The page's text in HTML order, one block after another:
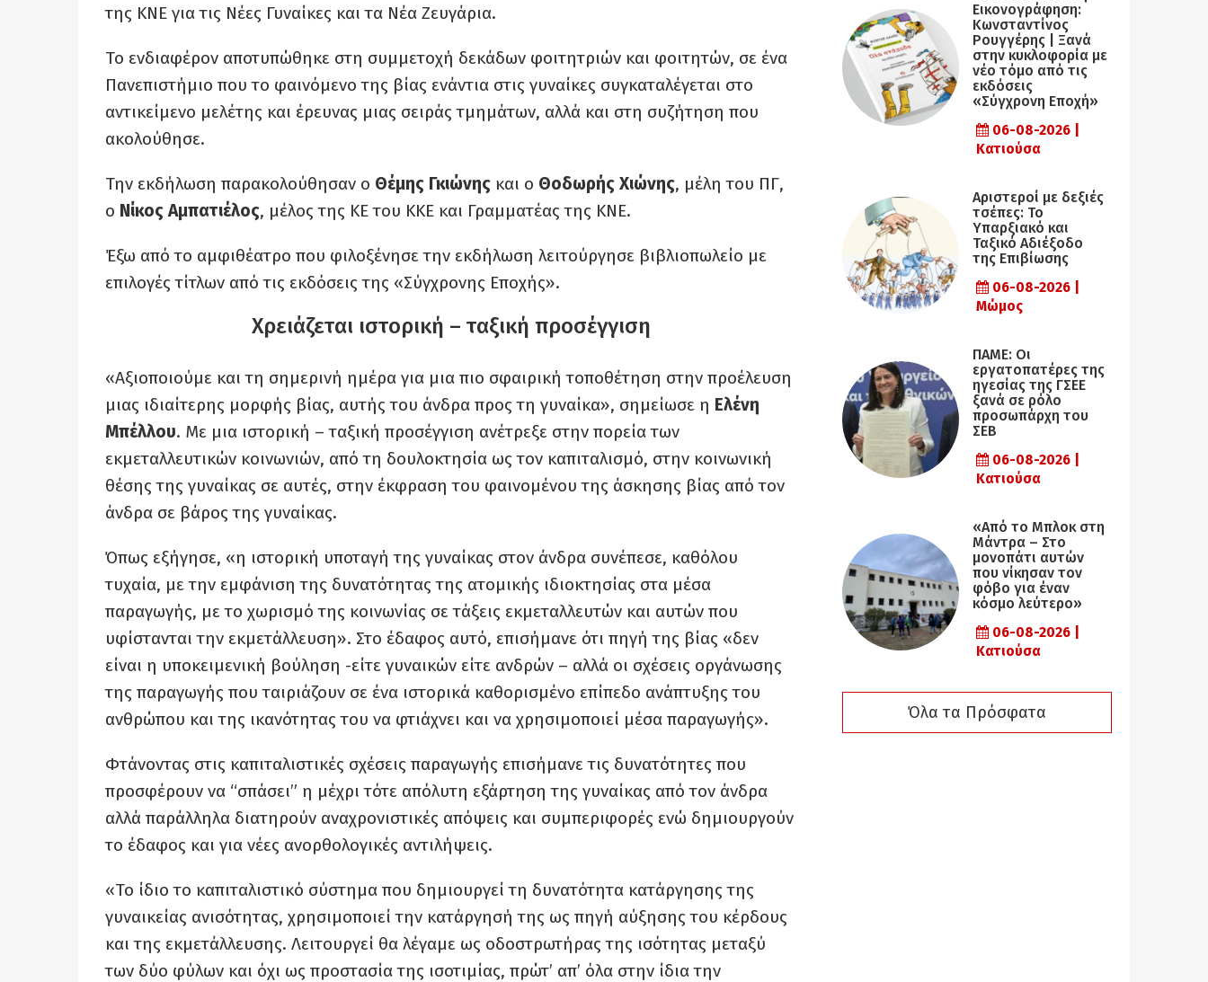
της ΚΝΕ για τις Νέες Γυναίκες και τα Νέα Ζευγάρια.
Το ενδιαφέρον αποτυπώθηκε στη συμμετοχή δεκάδων φοιτητριών και φοιτητών, σε ένα
Πανεπιστήμιο που το φαινόμενο της βίας ενάντια στις γυναίκες συγκαταλέγεται στο
αντικείμενο μελέτης και έρευνας μιας σειράς τμημάτων, αλλά και στη συζήτηση που
ακολούθησε.
Την εκδήλωση παρακολούθησαν ο Θέμης Γκιώνης και ο Θοδωρής Χιώνης, μέλη του ΠΓ,
ο Νίκος Αμπατιέλος, μέλος της ΚΕ του ΚΚΕ και Γραμματέας της ΚΝΕ.
Έξω από το αμφιθέατρο που φιλοξένησε την εκδήλωση λειτούργησε βιβλιοπωλείο με
επιλογές τίτλων από τις εκδόσεις της «Σύγχρονης Εποχής».
Χρειάζεται ιστορική – ταξική προσέγγιση
«Αξιοποιούμε και τη σημερινή ημέρα για μια πιο σφαιρική τοποθέτηση στην προέλευση
μιας ιδιαίτερης μορφής βίας, αυτής του άνδρα προς τη γυναίκα», σημείωσε η Ελένη
Μπέλλου. Με μια ιστορική – ταξική προσέγγιση ανέτρεξε στην πορεία των
εκμεταλλευτικών κοινωνιών, από τη δουλοκτησία ως τον καπιταλισμό, στην κοινωνική
θέσης της γυναίκας σε αυτές, στην έκφραση του φαινομένου της άσκησης βίας από τον
άνδρα σε βάρος της γυναίκας.
Όπως εξήγησε, «η ιστορική υποταγή της γυναίκας στον άνδρα συνέπεσε, καθόλου
τυχαία, με την εμφάνιση της δυνατότητας της ατομικής ιδιοκτησίας στα μέσα
παραγωγής, με το χωρισμό της κοινωνίας σε τάξεις εκμεταλλευτών και αυτών που
υφίστανται την εκμετάλλευση». Στο έδαφος αυτό, επισήμανε ότι πηγή της βίας «δεν
είναι η υποκειμενική βούληση -είτε γυναικών είτε ανδρών – αλλά οι σχέσεις οργάνωσης
της παραγωγής που ταιριάζουν σε ένα ιστορικά καθορισμένο επίπεδο ανάπτυξης του
ανθρώπου και της ικανότητας του να φτιάχνει και να χρησιμοποιεί μέσα παραγωγής».
Φτάνοντας στις καπιταλιστικές σχέσεις παραγωγής επισήμανε τις δυνατότητες που
προσφέρουν να “σπάσει” η μέχρι τότε απόλυτη εξάρτηση της γυναίκας από τον άνδρα
αλλά παράλληλα διατηρούν αναχρονιστικές απόψεις και συμπεριφορές ενώ δημιουργούν
το έδαφος και για νέες ανορθολογικές αντιλήψεις.
«Το ίδιο το καπιταλιστικό σύστημα που δημιουργεί τη δυνατότητα κατάργησης της
γυναικείας ανισότητας, χρησιμοποιεί την κατάργησή της ως πηγή αύξησης του κέρδους
και της εκμετάλλευσης. Λειτουργεί θα λέγαμε ως οδοστρωτήρας της ισότητας μεταξύ
των δύο φύλων και όχι ως προστασία της ισοτιμίας, πρώτ’ απ’ όλα στην ίδια την
Εικονογράφηση:
Κωνσταντίνος
Ρουγγέρης | Ξανά
στην κυκλοφορία με
νέο τόμο από τις
εκδόσεις
«Σύγχρονη Εποχή»
06-08-2026 |
Κατιούσα
Αριστεροί με δεξιές
τσέπες: Το
Υπαρξιακό και
Ταξικό Αδιέξοδο
της Επιβίωσης
06-08-2026 |
Μώμος
ΠΑΜΕ: Οι
εργατοπατέρες της
ηγεσίας της ΓΣΕΕ
ξανά σε ρόλο
προσωπάρχη του
ΣΕΒ
06-08-2026 |
Κατιούσα
«Από το Μπλοκ στη
Μάντρα – Στο
μονοπάτι αυτών
που νίκησαν τον
φόβο για έναν
κόσμο λεύτερο»
06-08-2026 |
Κατιούσα
Όλα τα Πρόσφατα